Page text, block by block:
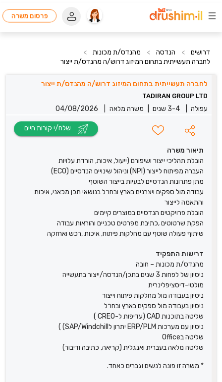
פרסום משרה
דרושים > הנדסה > מהנדס/ת מכונות
>
לחברה תעשייתית בתחום המיזוג דרוש/ה מהנדס/ת ייצור
לחברה תעשייתית בתחום המיזוג דרוש/ה מהנדס/ת ייצור
TADIRAN GROUP LTD
עפולה 3-4 שנים משרה מלאה 04/08/2026
תיאור משרה
הובלת תהליכי ייצור ושיפורם (ייעול, איכות, הורדת עלויות
העברה מפיתוח לייצור (NPI) וניהול שינויים הנדסיים (ECO)
מתן פתרונות הנדסיים לבעיות בייצור השוטף
עבודה מול ספקים ויצרנים בארץ ובחו״ל בנושאי תכן מכאני, איכות
והתאמה לייצור
הובלת פרויקטים הנדסיים במוצרים קיימים
הפקת שרטוטים ,כתיבת מפרטים טכניים והוראות עבודה
שיתוף פעולה שוטף עם מחלקות פיתוח, איכות ,רכש ואחזקה
דרישות התפקיד
מהנדס/ת מכונות – חובה
ניסיון של לפחות 3 שנים בתכן/הנדסה/ייצור בתעשייה
מולטי-דיסציפלינרית
ניסיון בעבודה מול מחלקות פיתוח וייצור
ניסיון בעבודה מול ספקים בארץ ובחו״ל
שליטה בתוכנות CAD (עדיפות ל-CREO )
ניסיון עם מערכות ERP/PLM יתרון לSAP/Windchill) )
שליטה בOffice
שליטה מלאה בעברית ואנגלית (קריאה, כתיבה ודיבור)
* משרה זו פונה לנשים וגברים כאחד.